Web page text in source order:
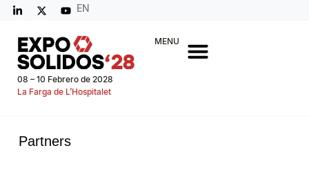
EN
08 – 10 Febrero de 2028
La Farga de L’Hospitalet
MENU
Partners